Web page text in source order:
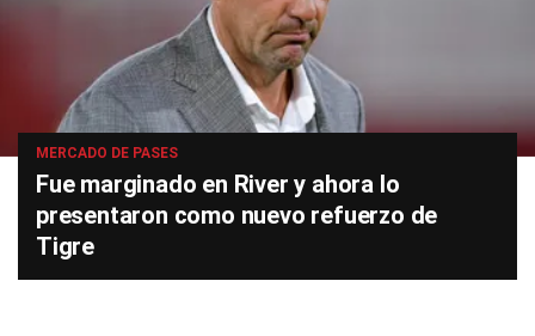
MERCADO DE PASES
Fue marginado en River y ahora lo
presentaron como nuevo refuerzo de
Tigre